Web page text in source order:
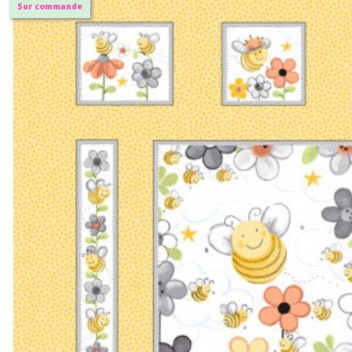
Sur commande
7.2.AM
-
-
Couverture
matelassée
(12)
7.2.DV
-
-
-
Divers
(3)
7.2.MH
-
-
Mouchoirs
Homme
(2)